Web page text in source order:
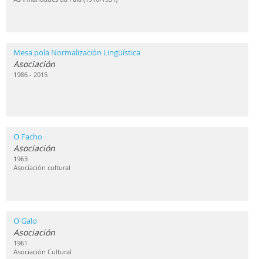
Mesa pola Normalización Lingüística
Asociación
1986 - 2015
O Facho
Asociación
1963
Asociación cultural
O Galo
Asociación
1961
Asociación Cultural